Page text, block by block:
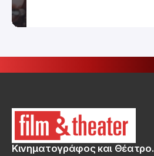
Κινηματογράφος και Θέατρο.